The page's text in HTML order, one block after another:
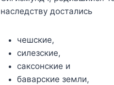
наследству достались
чешские,
силезские,
саксонские и
баварские земли,